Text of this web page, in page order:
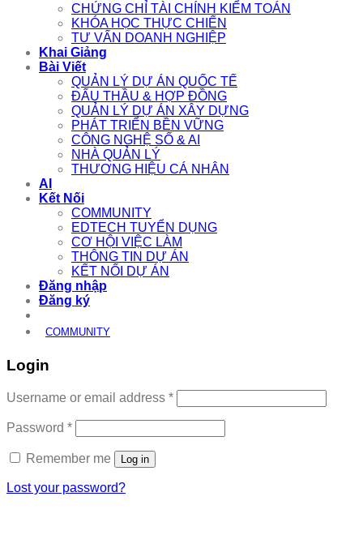
CHỨNG CHỈ TÀI CHÍNH KIỂM TOÁN
KHÓA HỌC THỰC CHIẾN
TƯ VẤN DOANH NGHIỆP
Khai Giảng
Bài Viết
QUẢN LÝ DỰ ÁN QUỐC TẾ
ĐẤU THẦU & HỢP ĐỒNG
QUẢN LÝ DỰ ÁN XÂY DỰNG
PHÁT TRIỂN BỀN VỮNG
CÔNG NGHỆ SỐ & AI
NHÀ QUẢN LÝ
THƯƠNG HIỆU CÁ NHÂN
AI
Kết Nối
COMMUNITY
EDTECH TUYỂN DỤNG
CƠ HỘI VIỆC LÀM
THÔNG TIN DỰ ÁN
KẾT NỐI DỰ ÁN
Đăng nhập
Đăng ký
COMMUNITY
Login
Username or email address *Required
Password *Required
Remember me Log in
Lost your password?